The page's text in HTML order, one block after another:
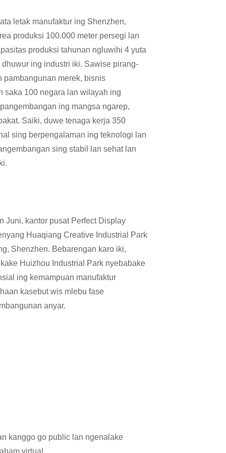
letak manufaktur ing Shenzhen,
produksi 100.000 meter persegi lan
produksi tahunan ngluwihi 4 yuta
ing industri iki. Sawise pirang-
pambangunan merek, bisnis
saka 100 negara lan wilayah ing
ing mangsa ngarep,
Saiki, duwe tenaga kerja 350
sing berpengalaman ing teknologi lan
sing stabil lan sehat lan
Juni, kantor pusat Perfect Display
Huaqiang Creative Industrial Park
Shenzhen. Bebarengan karo iki,
Huizhou Industrial Park nyebabake
ing kemampuan manufaktur
kasebut wis mlebu fase
anyar.
kanggo go public lan ngenalake
virtual.